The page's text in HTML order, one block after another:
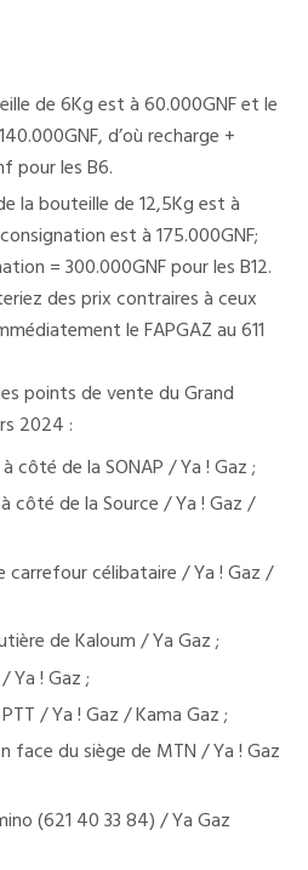
de 6Kg est à 60.000GNF et le
d’où recharge +
pour les B6.
la bouteille de 12,5Kg est à
est à 175.000GNF;
= 300.000GNF pour les B12.
des prix contraires à ceux
le FAPGAZ au 611
points de vente du Grand
2024 :
côté de la SONAP / Ya ! Gaz ;
côté de la Source / Ya ! Gaz /
carrefour célibataire / Ya ! Gaz /
de Kaloum / Ya Gaz ;
Ya ! Gaz ;
/ Ya ! Gaz / Kama Gaz ;
face du siège de MTN / Ya ! Gaz
(621 40 33 84) / Ya Gaz